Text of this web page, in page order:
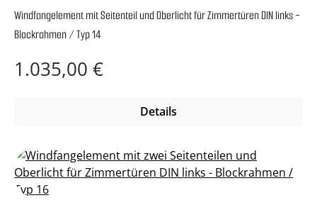
Windfangelement mit Seitenteil und Oberlicht für Zimmertüren DIN links -
Blockrahmen / Typ 14
Regulärer Preis:
1.035,00 €
Details